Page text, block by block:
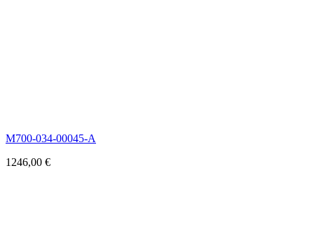
M700-034-00045-A
1246,00 €